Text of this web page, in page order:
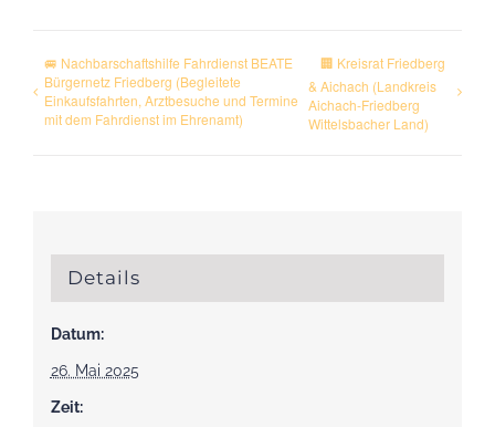
🚐 Nachbarschaftshilfe Fahrdienst BEATE
Bürgernetz Friedberg (Begleitete
Einkaufsfahrten, Arztbesuche und Termine
mit dem Fahrdienst im Ehrenamt)
🏢 Kreisrat Friedberg
& Aichach (Landkreis
Aichach-Friedberg
Wittelsbacher Land)
Details
Datum:
26. Mai 2025
Zeit: